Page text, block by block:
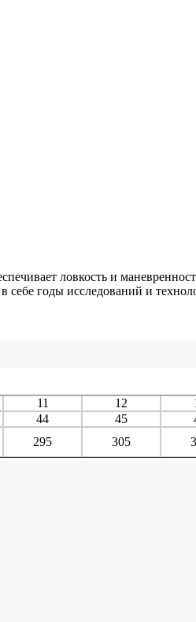
ловкость и
себе годы исследований и
11 12
44 45
295 305